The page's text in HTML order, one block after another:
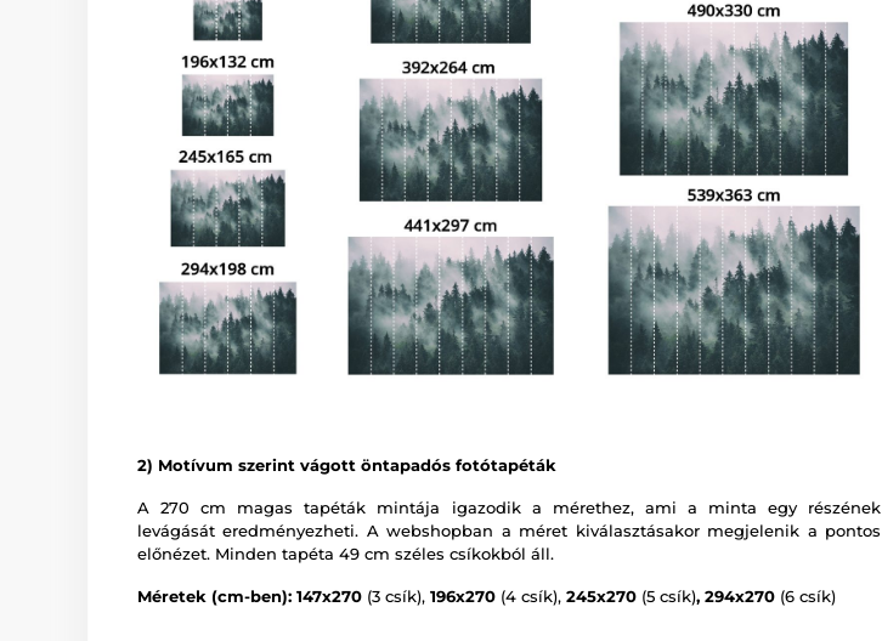
2) Motívum szerint vágott öntapadós fotótapéták
A 270 cm magas tapéták mintája igazodik a mérethez, ami a minta egy részének
levágását eredményezheti. A webshopban a méret kiválasztásakor megjelenik a pontos
előnézet. Minden tapéta 49 cm széles csíkokból áll.
Méretek (cm-ben): 147x270 (3 csík), 196x270 (4 csík), 245x270 (5 csík), 294x270 (6 csík)